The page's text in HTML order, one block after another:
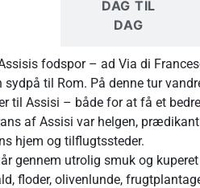
DAG TIL
DAG
fodspor – ad Via di
sydpå til Rom. På denne tur
til Assisi – både for at få et
af Assisi var helgen,
hjem og tilflugtssteder.
gennem utrolig smuk og
floder, olivenlunde,